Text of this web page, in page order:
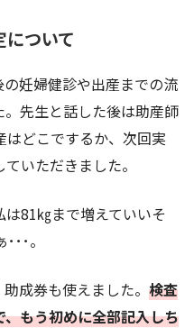
ついて
妊婦健診や出産までの流
先生と話した後は助産師
はどこでするか、次回実
いただきました。
81㎏まで増えていいそ
･･。
成券も使えました。 検査
もう初めに全部記入しち